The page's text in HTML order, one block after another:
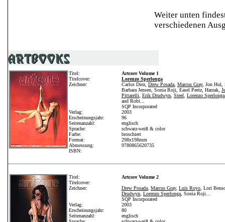
Weiter unten
verschiedenen
Titel:
Titelcover:
Zeichner:
Verlag:
Erscheinungsjahr:
Seitenanzahl:
Sprache:
Farbe:
Format:
Abmessung:
ISBN:
Artcore Volume 1
Lorenzo Sperlonga
Carlos Diez, Drew Posada Marcus Gray, Jon Hul,
Barbara Jensen, Sonia Roji, Easel Peetz, Harzak,
Pittarelli
Erik Drudwyn Steel Lorenzo Sperlonga
and Robi...
SQP Incorporated
2003
96
englisch
schwarz-weiß & color
broschiert
298x198mm
9780865620735
Titel:
Titelcover:
Zeichner:
Verlag:
Erscheinungsjahr:
Seitenanzahl:
Artcore Volume 2
Drew Posada Marcus Gray, Luis Royo , Lori
Drudwyn Lorenzo Sperlonga , Sonia Roji...
SQP Incorporated
2003
80
englisch